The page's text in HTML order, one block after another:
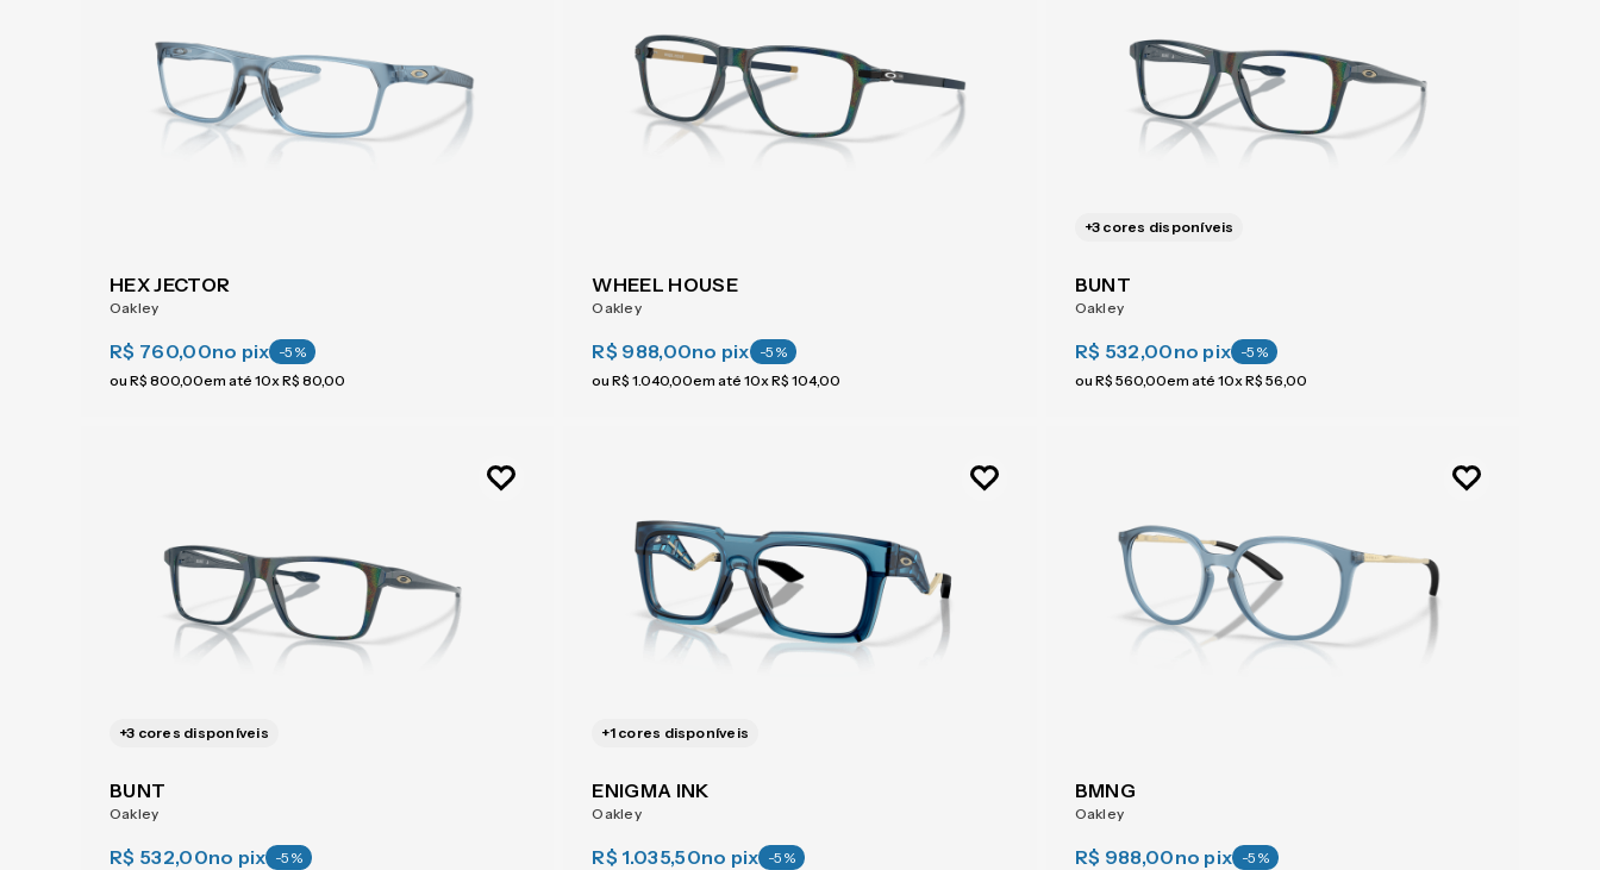
HEX JECTOR
Oakley
R$ 760,00no pix -5 %
ou R$ 800,00em até 10xR$ 80,00
WHEEL HOUSE
Oakley
R$ 988,00no pix -5 %
ouR$ 1.040,00em até10xR$ 104,00
+3 cores disponíveis
BUNT
Oakley
R$ 532,00no pix -5 %
ou R$ 560,00em até 10xR$ 56,00
+3 cores disponíveis
BUNT
Oakley
R$ 532,00no pix -5 %
+1cores disponíveis
ENIGMA INK
Oakley
R$ 1.035,50no pix -5 %
BMNG
Oakley
R$ 988,00no pix -5 %